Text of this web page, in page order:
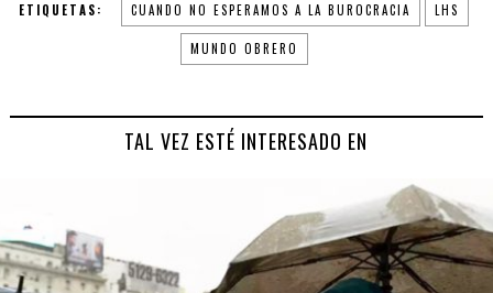
ETIQUETAS: CUANDO NO ESPERAMOS A LA BUROCRACIA LHS
MUNDO OBRERO
TAL VEZ ESTÉ INTERESADO EN